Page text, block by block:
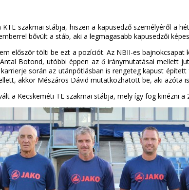
szakmai stábja, hiszen a kapusedző személyéről a
bővült a stáb, aki a legmagasabb kapusedzői
először tölti be ezt a pozíciót. Az NBII-es
Botond, utóbbi éppen az ő iránymutatásai mellett
során az utánpótlásban is rengeteg kapust
akkor Mészáros Dávid mutatkozhatott be, aki azóta
a Kecskeméti TE szakmai stábja, mely így fog kinézni